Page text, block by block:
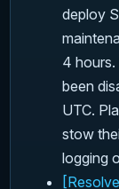
deploy
4
been
UTC.
stow
logging